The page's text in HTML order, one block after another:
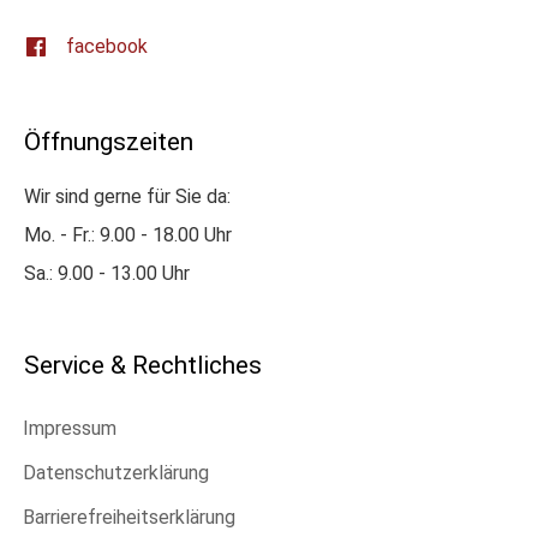
facebook
Öffnungszeiten
Wir sind gerne für Sie da:
Mo. - Fr.: 9.00 - 18.00 Uhr
Sa.: 9.00 - 13.00 Uhr
Service & Rechtliches
Impressum
Datenschutzerklärung
Barrierefreiheitserklärung